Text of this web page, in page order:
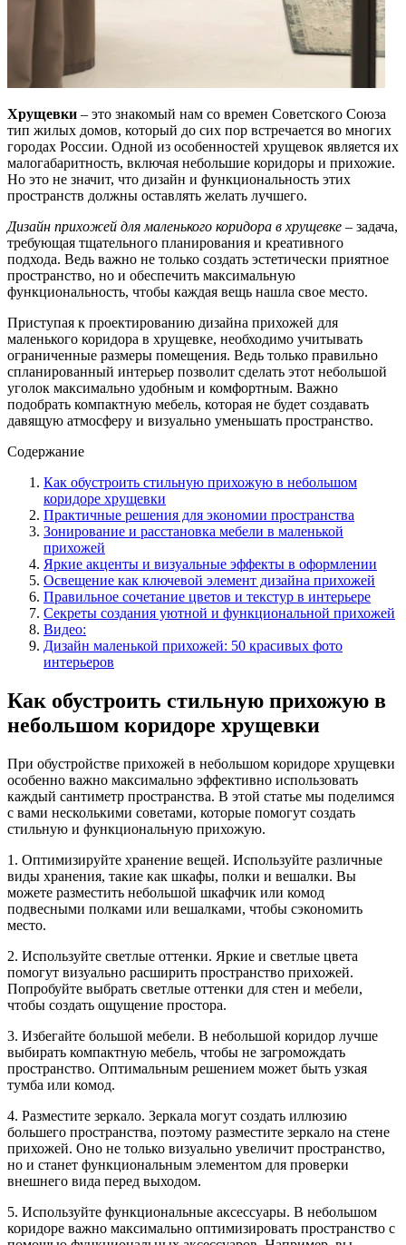
Хрущевки – это знакомый нам со времен Советского Союза
тип жилых домов, который до сих пор встречается во многих
городах России. Одной из особенностей хрущевок является их
малогабаритность, включая небольшие коридоры и прихожие.
Но это не значит, что дизайн и функциональность этих
пространств должны оставлять желать лучшего.
Дизайн прихожей для маленького коридора в хрущевке – задача,
требующая тщательного планирования и креативного
подхода. Ведь важно не только создать эстетически приятное
пространство, но и обеспечить максимальную
функциональность, чтобы каждая вещь нашла свое место.
Приступая к проектированию дизайна прихожей для
маленького коридора в хрущевке, необходимо учитывать
ограниченные размеры помещения. Ведь только правильно
спланированный интерьер позволит сделать этот небольшой
уголок максимально удобным и комфортным. Важно
подобрать компактную мебель, которая не будет создавать
давящую атмосферу и визуально уменьшать пространство.
Содержание
Как обустроить стильную прихожую в небольшом
коридоре хрущевки
Практичные решения для экономии пространства
Зонирование и расстановка мебели в маленькой
прихожей
Яркие акценты и визуальные эффекты в оформлении
Освещение как ключевой элемент дизайна прихожей
Правильное сочетание цветов и текстур в интерьере
Секреты создания уютной и функциональной прихожей
Видео:
Дизайн маленькой прихожей: 50 красивых фото
интерьеров
Как обустроить стильную прихожую в
небольшом коридоре хрущевки
При обустройстве прихожей в небольшом коридоре хрущевки
особенно важно максимально эффективно использовать
каждый сантиметр пространства. В этой статье мы поделимся
с вами несколькими советами, которые помогут создать
стильную и функциональную прихожую.
1. Оптимизируйте хранение вещей. Используйте различные
виды хранения, такие как шкафы, полки и вешалки. Вы
можете разместить небольшой шкафчик или комод
подвесными полками или вешалками, чтобы сэкономить
место.
2. Используйте светлые оттенки. Яркие и светлые цвета
помогут визуально расширить пространство прихожей.
Попробуйте выбрать светлые оттенки для стен и мебели,
чтобы создать ощущение простора.
3. Избегайте большой мебели. В небольшой коридор лучше
выбирать компактную мебель, чтобы не загромождать
пространство. Оптимальным решением может быть узкая
тумба или комод.
4. Разместите зеркало. Зеркала могут создать иллюзию
большего пространства, поэтому разместите зеркало на стене
прихожей. Оно не только визуально увеличит пространство,
но и станет функциональным элементом для проверки
внешнего вида перед выходом.
5. Используйте функциональные аксессуары. В небольшом
коридоре важно максимально оптимизировать пространство с